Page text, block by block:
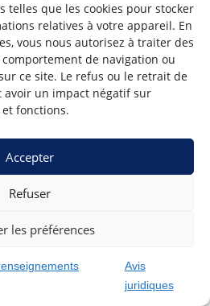
telles que les cookies pour stocker
relatives à votre appareil. En
vous nous autorisez à traiter des
de navigation ou
ce site. Le refus ou le retrait de
un impact négatif sur
fonctions.
Accepter
Refuser
les préférences
Avis
juridiques